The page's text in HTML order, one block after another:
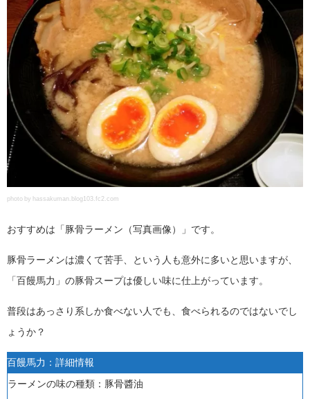
photo by hassakuman.blog103.fc2.com
おすすめは「豚骨ラーメン（写真画像）」です。
豚骨ラーメンは濃くて苦手、という人も意外に多いと思いますが、
「百饅馬力」の豚骨スープは優しい味に仕上がっています。
普段はあっさり系しか食べない人でも、食べられるのではないでし
ょうか？
百饅馬力：詳細情報
ラーメンの味の種類：豚骨醬油